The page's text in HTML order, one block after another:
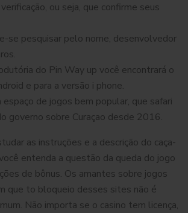
ou seja, que confirme seus
se pesquisar pelo nome, desenvolvedor
do Pin Way up você encontrará o
e para a versão i phone.
espaço de jogos bem popular, que safari
governo sobre Curaçao desde 2016.
as instruções e a descrição do caça-
entenda a questão da queda do jogo
de bônus. Os amantes sobre jogos
que to bloqueio desses sites não é
Não importa se o casino tem licença,